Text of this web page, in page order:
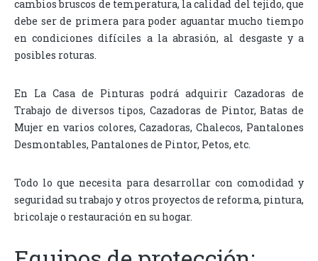
cambios bruscos de temperatura, la calidad del tejido, que
debe ser de primera para poder aguantar mucho tiempo
en condiciones difíciles a la abrasión, al desgaste y a
posibles roturas.
En La Casa de Pinturas podrá adquirir Cazadoras de
Trabajo de diversos tipos, Cazadoras de Pintor, Batas de
Mujer en varios colores, Cazadoras, Chalecos, Pantalones
Desmontables, Pantalones de Pintor, Petos, etc.
Todo lo que necesita para desarrollar con comodidad y
seguridad su trabajo y otros proyectos de reforma, pintura,
bricolaje o restauración en su hogar.